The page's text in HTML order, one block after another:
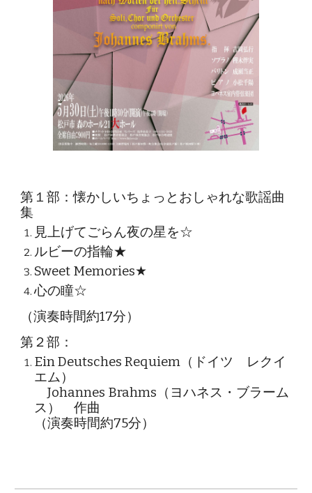
第１部：懐かしいちょっとおしゃれな歌謡曲
集
見上げてごらん夜の星を☆
ルビーの指輪★
Sweet Memories★
心の瞳☆
（演奏時間約17分）
第２部：
Ein Deutsches Requiem（ドイツ レクイ
エム）
Johannes Brahms（ヨハネス・ブラーム
ス） 作曲
（演奏時間約75分）